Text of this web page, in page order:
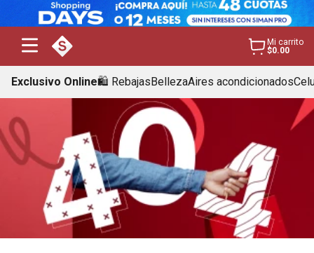
Mi carrito
$0.00
Exclusivo Online🛍️ RebajasBellezaAires acondicionados